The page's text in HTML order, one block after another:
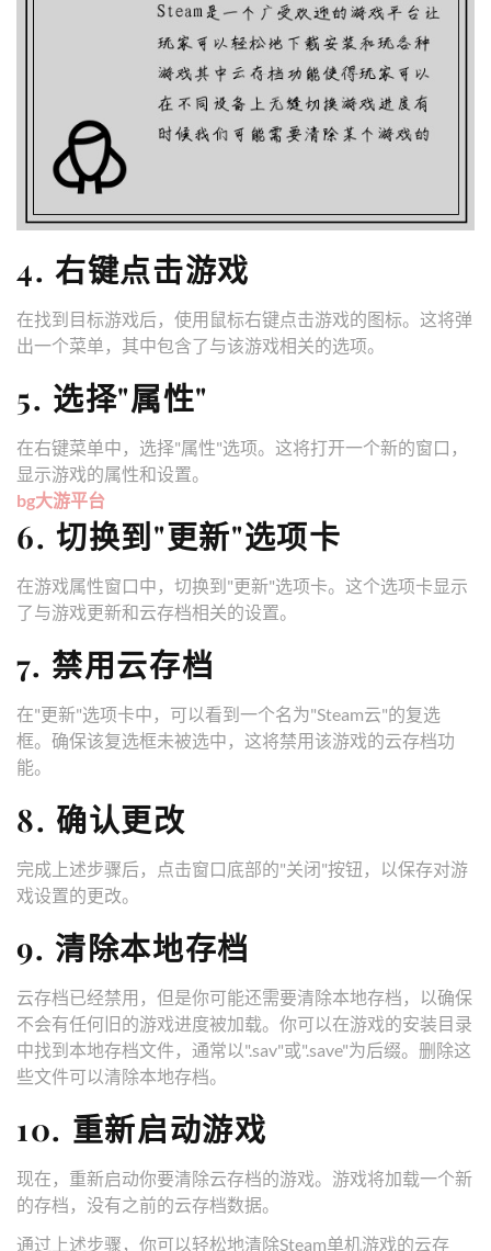
4. 右键点击游戏
在找到目标游戏后，使用鼠标右键点击游戏的图标。这将弹
出一个菜单，其中包含了与该游戏相关的选项。
5. 选择"属性"
在右键菜单中，选择"属性"选项。这将打开一个新的窗口，
显示游戏的属性和设置。
bg大游平台
6. 切换到"更新"选项卡
在游戏属性窗口中，切换到"更新"选项卡。这个选项卡显示
了与游戏更新和云存档相关的设置。
7. 禁用云存档
在"更新"选项卡中，可以看到一个名为"Steam云"的复选
框。确保该复选框未被选中，这将禁用该游戏的云存档功
能。
8. 确认更改
完成上述步骤后，点击窗口底部的"关闭"按钮，以保存对游
戏设置的更改。
9. 清除本地存档
云存档已经禁用，但是你可能还需要清除本地存档，以确保
不会有任何旧的游戏进度被加载。你可以在游戏的安装目录
中找到本地存档文件，通常以".sav"或".save"为后缀。删除这
些文件可以清除本地存档。
10. 重新启动游戏
现在，重新启动你要清除云存档的游戏。游戏将加载一个新
的存档，没有之前的云存档数据。
通过上述步骤，你可以轻松地清除Steam单机游戏的云存